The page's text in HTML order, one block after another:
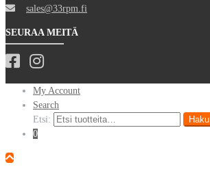
sales@33rpm.fi
SEURAA MEITÄ
My Account
Search
Etsi:
Haku
0